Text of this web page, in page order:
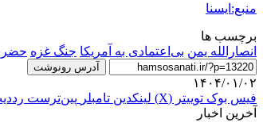
منبع:ایسنا
برچسب ها
انصارالله یمن بی‌اعتمادی به آمریکا جنگ غزه
آدرس رونوشت
۱۴۰۴/۰۱/۰۲
فیس بوک توییتر (X) لینکدین ‫تامبلر ‫پین‌ترست
آخرین اخبار